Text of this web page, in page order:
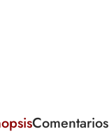
Comentarios